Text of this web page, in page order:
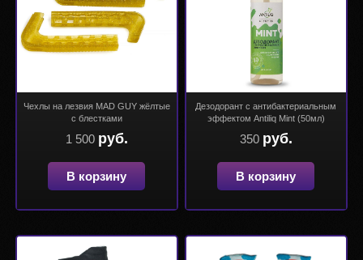
Чехлы на лезвия MAD GUY жёлтые
с блестками
1 500 руб.
В корзину
Дезодорант с антибактериальным
эффектом Antiliq Mint (50мл)
350 руб.
В корзину